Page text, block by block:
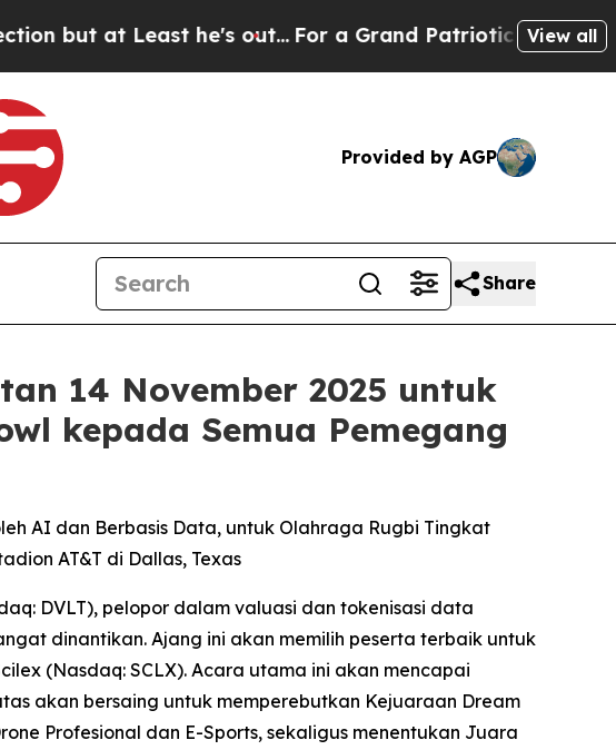
Least he's out... For a Grand Patriotic Bargain Democrats
View all
Provided by AGP
Share
14 November 2025 untuk
kepada Semua Pemegang
AI dan Berbasis Data, untuk Olahraga Rugbi Tingkat
AT&T di Dallas, Texas
DVLT), pelopor dalam valuasi dan tokenisasi data
dinantikan. Ajang ini akan memilih peserta terbaik untuk
(Nasdaq: SCLX). Acara utama ini akan mencapai
akan bersaing untuk memperebutkan Kejuaraan Dream
Profesional dan E-Sports, sekaligus menentukan Juara